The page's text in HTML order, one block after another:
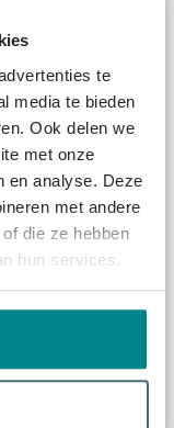
te
media te bieden
Ook delen we
met onze
en analyse. Deze
met andere
die ze hebben
hun services.